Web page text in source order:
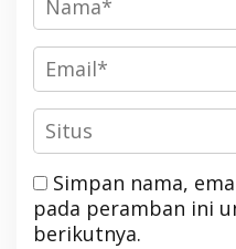
Simpan nama,
pada peramban ini
berikutnya.